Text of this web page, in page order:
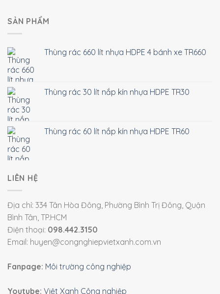
SẢN PHẨM
Thùng rác 660 lít nhựa HDPE 4 bánh xe TR660
Thùng rác 30 lít nắp kín nhựa HDPE TR30
Thùng rác 60 lít nắp kín nhựa HDPE TR60
LIÊN HỆ
Địa chỉ: 334 Tân Hòa Đông, Phường Bình Trị Đông, Quận
Bình Tân, TP.HCM
Điện thoại: 098.442.3150
Email: huyen@congnghiepvietxanh.com.vn
Fanpage: Môi trường công nghiệp
Youtube: Việt Xanh Công nghiệp